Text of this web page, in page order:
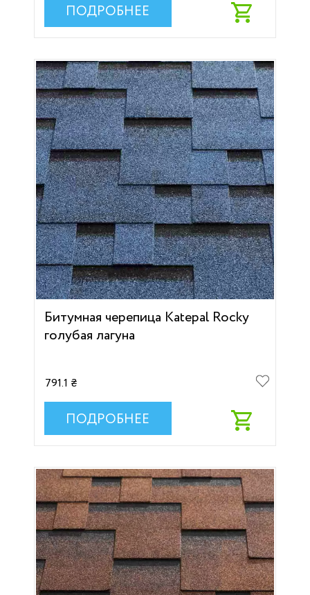
ПОДРОБНЕЕ
Битумная черепица Katepal Rocky
голубая лагуна
791.1 ₴
ПОДРОБНЕЕ